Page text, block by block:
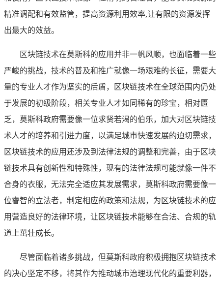
精准调配和有效监管，提高资源利用效率,让有限的资源发挥
出最大的效益。
区块链技术在莫斯科的应用并非一帆风顺，也面临着一些
严峻的挑战，技术的普及和推广就像一场艰难的长征，需要大
量的专业人才作为坚实的后盾，区块链技术在全球范围内仍处
于发展的初级阶段，相关专业人才如同稀有的珍宝，相对匮
乏，莫斯科政府需要像一位求贤若渴的伯乐，加大对区块链技
术人才的培养和引进力度，以满足城市快速发展的迫切需求，
区块链技术的应用还涉及到法律法规的调整和完善，由于区块
链技术具有创新性和特殊性，现有的法律法规可能就像一件不
合身的衣服，无法完全适应其发展需求，莫斯科政府需要像一
位睿智的立法者，制定相应的政策和法规，为区块链技术的应
用营造良好的法律环境，让区块链技术能够在合法、合规的轨
道上茁壮成长。
尽管面临着诸多挑战，但莫斯科政府积极拥抱区块链技术
的决心坚定不移，将其作为推动城市治理现代化的重要利器，